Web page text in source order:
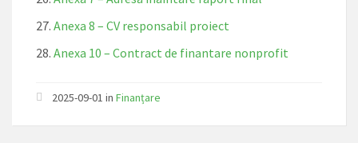
Anexa 8 – CV responsabil proiect
Anexa 10 – Contract de finantare nonprofit
2025-09-01 in Finanțare